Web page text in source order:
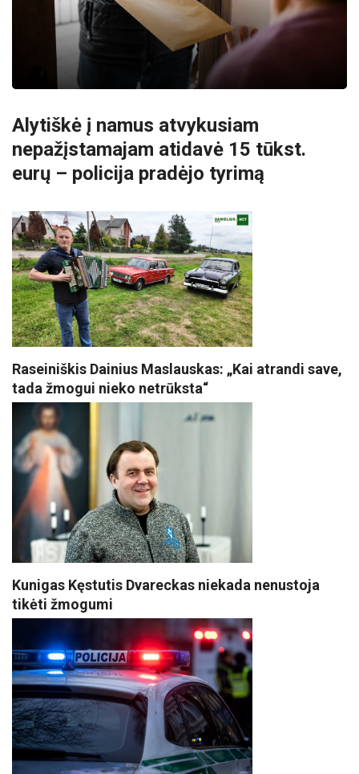
Alytiškė į namus atvykusiam
nepažįstamajam atidavė 15 tūkst.
eurų – policija pradėjo tyrimą
Raseiniškis Dainius Maslauskas: „Kai atrandi save,
tada žmogui nieko netrūksta“
Kunigas Kęstutis Dvareckas niekada nenustoja
tikėti žmogumi